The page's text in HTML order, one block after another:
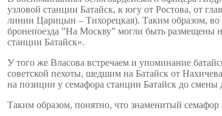
узловой станции Батайск, к югу от Ростова, от
линии Царицын – Тихорецкая). Таким образом, во
бронепоезда ”На Москву” могли быть размещены
станции Батайск».
У того же Власова встречаем и упоминание
советской пехоты, шедшим на Батайск от
на позиции у семафора станции Батайск до
Таким образом, понятно, что знаменитый